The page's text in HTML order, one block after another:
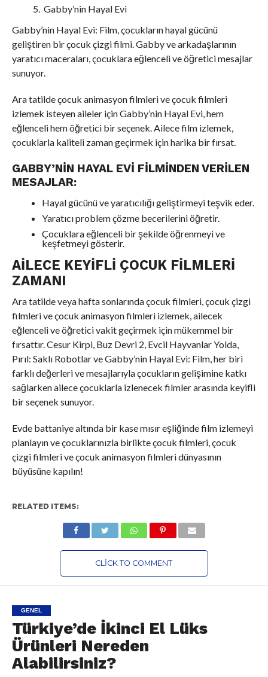
Gabby’nin Hayal Evi
Gabby’nin Hayal Evi: Film, çocukların hayal gücünü
geliştiren bir çocuk çizgi filmi. Gabby ve arkadaşlarının
yaratıcı maceraları, çocuklara eğlenceli ve öğretici mesajlar
sunuyor.
Ara tatilde çocuk animasyon filmleri ve çocuk filmleri
izlemek isteyen aileler için Gabby’nin Hayal Evi, hem
eğlenceli hem öğretici bir seçenek. Ailece film izlemek,
çocuklarla kaliteli zaman geçirmek için harika bir fırsat.
GABBY’NIN HAYAL EVI FILMINDEN VERILEN
MESAJLAR:
Hayal gücünü ve yaratıcılığı geliştirmeyi teşvik eder.
Yaratıcı problem çözme becerilerini öğretir.
Çocuklara eğlenceli bir şekilde öğrenmeyi ve
keşfetmeyi gösterir.
AILECE KEYIFLI ÇOCUK FILMLERI
ZAMANI
Ara tatilde veya hafta sonlarında çocuk filmleri, çocuk çizgi
filmleri ve çocuk animasyon filmleri izlemek, ailecek
eğlenceli ve öğretici vakit geçirmek için mükemmel bir
fırsattır. Cesur Kirpi, Buz Devri 2, Evcil Hayvanlar Yolda,
Pırıl: Saklı Robotlar ve Gabby’nin Hayal Evi: Film, her biri
farklı değerleri ve mesajlarıyla çocukların gelişimine katkı
sağlarken ailece çocuklarla izlenecek filmler arasında keyifli
bir seçenek sunuyor.
Evde battaniye altında bir kase mısır eşliğinde film izlemeyi
planlayın ve çocuklarınızla birlikte çocuk filmleri, çocuk
çizgi filmleri ve çocuk animasyon filmleri dünyasının
büyüsüne kapılın!
RELATED ITEMS:
CLICK TO COMMENT
GENEL
Türkiye’de İkinci El Lüks
Ürünleri Nereden
Alabilirsiniz?